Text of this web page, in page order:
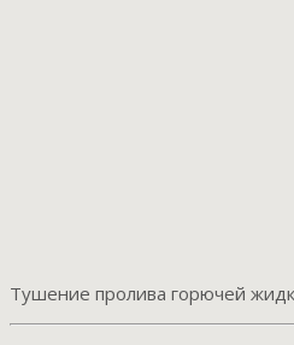
Тушение пролива горючей